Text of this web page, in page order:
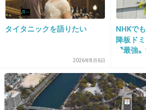
旦那が美容師で一階がお店、二階が住
ってます。私も娘たちもロングなので
アケアをしてるので髪は綺麗です♪
22. 匿名2016/02/01(月) 21:42:28
タイタニックを語りたい
2026年8月6日
NHKで
降板ド
〝最強